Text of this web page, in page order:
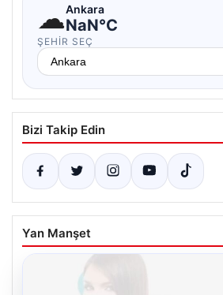
☁Ankara
NaN°C
ŞEHIR SEÇ
Bizi Takip Edin
Yan Manşet